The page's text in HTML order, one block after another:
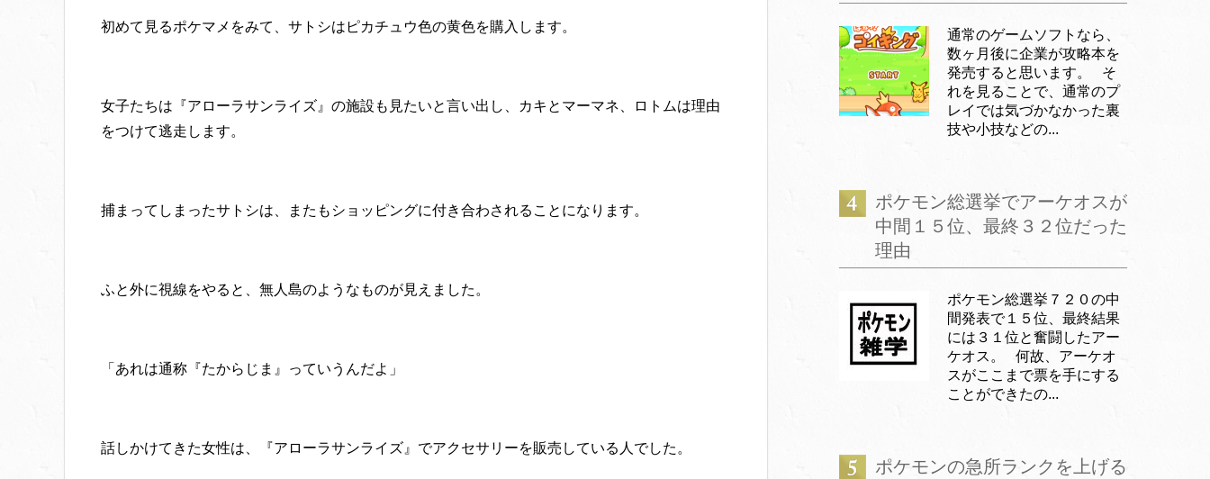
初めて見るポケマメをみて、サトシはピカチュウ色の黄色を購入します。
女子たちは『アローラサンライズ』の施設も見たいと言い出し、カキとマーマネ、ロトムは理由
をつけて逃走します。
捕まってしまったサトシは、またもショッピングに付き合わされることになります。
ふと外に視線をやると、無人島のようなものが見えました。
「あれは通称『たからじま』っていうんだよ」
話しかけてきた女性は、『アローラサンライズ』でアクセサリーを販売している人でした。
通常のゲームソフトなら、
数ヶ月後に企業が攻略本を
発売すると思います。 そ
れを見ることで、通常のプ
レイでは気づかなかった裏
技や小技などの...
ポケモン総選挙でアーケオスが
中間１５位、最終３２位だった
理由
ポケモン総選挙７２０の中
間発表で１５位、最終結果
には３１位と奮闘したアー
ケオス。 何故、アーケオ
スがここまで票を手にする
ことができたの...
ポケモンの急所ランクを上げる